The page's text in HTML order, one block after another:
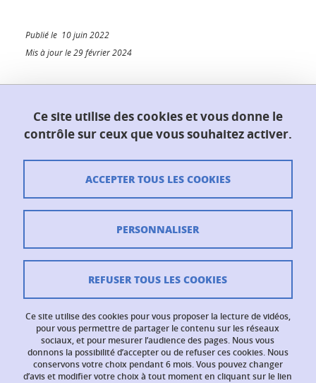
Publié le 10 juin 2022
Mis à jour le 29 février 2024
Environnement, Mécanique)
Contacts
Mentions légales
Données personnelles
Gestion des cookies
Ce site utilise des cookies et vous donne le
contrôle sur ceux que vous souhaitez activer.
Ce site utilise des cookies pour vous proposer la lecture de vidéos,
pour vous permettre de partager le contenu sur les réseaux
sociaux, et pour mesurer l’audience des pages. Nous vous
donnons la possibilité d’accepter ou de refuser ces cookies. Nous
conservons votre choix pendant 6 mois. Vous pouvez changer
d’avis et modifier votre choix à tout moment en cliquant sur le lien
ACCEPTER TOUS LES COOKIES
REFUSER TOUS LES COOKIES
PERSONNALISER